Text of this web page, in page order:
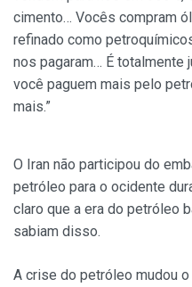
cimento… Vocês compram
refinado como
nos pagaram… É totalmente
você paguem mais pelo
mais.”
O Iran não participou do
petróleo para o ocidente
claro que a era do petróleo
sabiam disso.
A crise do petróleo mudou